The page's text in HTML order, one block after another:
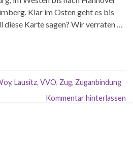
Klar im Osten geht es bis
diese Karte sagen? Wir verraten …
, Lausitz, VVO, Zug, Zuganbindung
Kommentar hinterlassen